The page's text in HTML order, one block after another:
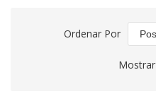
Ordenar Por
Mostrar